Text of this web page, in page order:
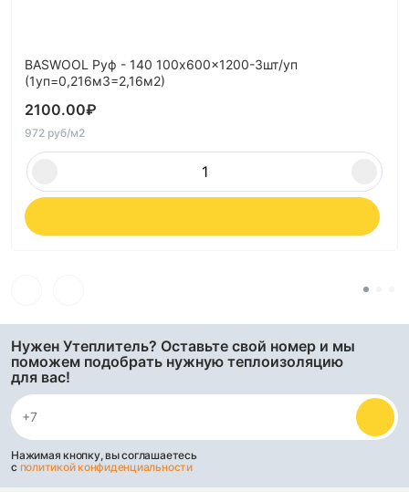
BASWOOL Руф - 140 100x600x1200-3шт/уп
(1уп=0,216м3=2,16м2)
2100.00₽
972 руб/м2
Нужен Утеплитель? Оставьте свой номер и мы
поможем подобрать нужную теплоизоляцию
для вас!
Нажимая кнопку, вы соглашаетесь
с политикой конфиденциальности